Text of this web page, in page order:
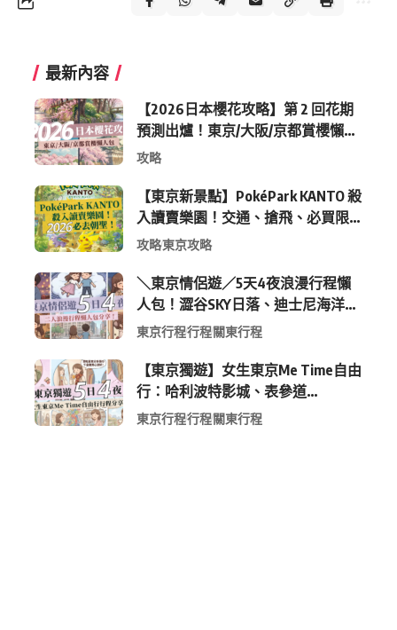
最新內容
【2026日本櫻花攻略】第 2 回花期
預測出爐！東京/大阪/京都賞櫻懶人
包 (附最新時間表)
攻略
【東京新景點】PokéPark KANTO 殺
入讀賣樂園！交通、搶飛、必買限
定周邊全攻略
攻略東京攻略
＼東京情侶遊／5天4夜浪漫行程懶
人包！澀谷SKY日落、迪士尼海洋、
中目黑高質感咖啡廳全收錄
東京行程行程關東行程
【東京獨遊】女生東京Me Time自由
行：哈利波特影城、表參道
Shopping 與下北澤尋寶5日4夜慢活
東京行程行程關東行程